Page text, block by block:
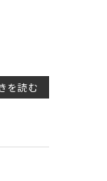
を読む